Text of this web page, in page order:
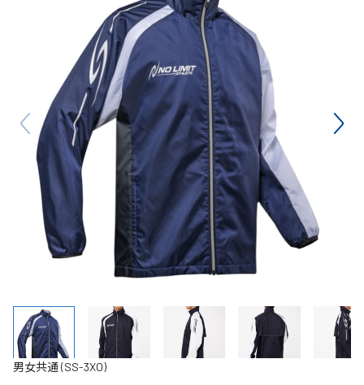
男女共通 (SS-3XO)